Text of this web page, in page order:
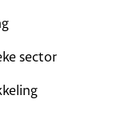
sector